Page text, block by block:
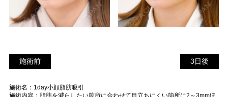
施術前 3日後
施術名：1day小顔脂肪吸引
施術内容：脂肪を減らしたい箇所に合わせて目立ちにくい箇所に2～3mmほ